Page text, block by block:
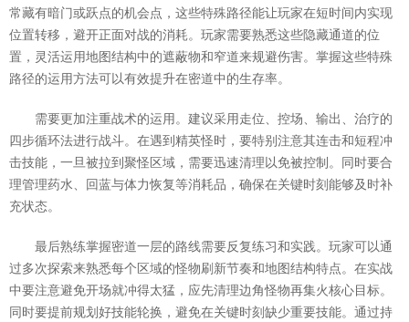
常藏有暗门或跃点的机会点，这些特殊路径能让玩家在短时间内实现
位置转移，避开正面对战的消耗。玩家需要熟悉这些隐藏通道的位
置，灵活运用地图结构中的遮蔽物和窄道来规避伤害。掌握这些特殊
路径的运用方法可以有效提升在密道中的生存率。
需要更加注重战术的运用。建议采用走位、控场、输出、治疗的
四步循环法进行战斗。在遇到精英怪时，要特别注意其连击和短程冲
击技能，一旦被拉到聚怪区域，需要迅速清理以免被控制。同时要合
理管理药水、回蓝与体力恢复等消耗品，确保在关键时刻能够及时补
充状态。
最后熟练掌握密道一层的路线需要反复练习和实践。玩家可以通
过多次探索来熟悉每个区域的怪物刷新节奏和地图结构特点。在实战
中要注意避免开场就冲得太猛，应先清理边角怪物再集火核心目标。
同时要提前规划好技能轮换，避免在关键时刻缺少重要技能。通过持